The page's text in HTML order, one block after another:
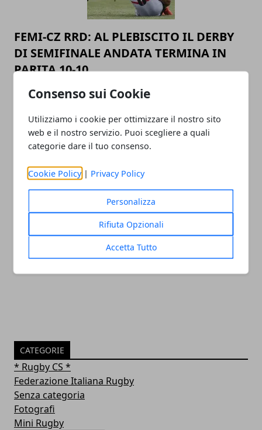
Consenso sui Cookie
Utilizziamo i cookie per ottimizzare il nostro sito
web e il nostro servizio. Puoi scegliere a quali
categorie dare il tuo consenso.
Cookie Policy | Privacy Policy
Personalizza
Rifiuta Opzionali
Accetta Tutto
FEMI-CZ RRD: AL PLEBISCITO IL DERBY
DI SEMIFINALE ANDATA TERMINA IN
PARITA 10-10
05/05/2019
FEMI-CZ RRD: AL PLEBISCITO IL DERBY
DI SEMIFINALE ANDATA TERMINA IN
CATEGORIE
* Rugby CS *
Federazione Italiana Rugby
Senza categoria
Fotografi
Mini Rugby